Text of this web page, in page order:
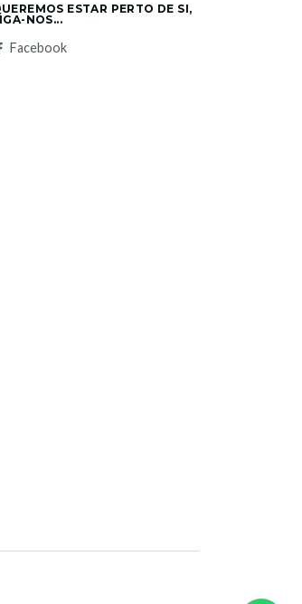
ESTAR PERTO DE SI,
NOS...
Facebook